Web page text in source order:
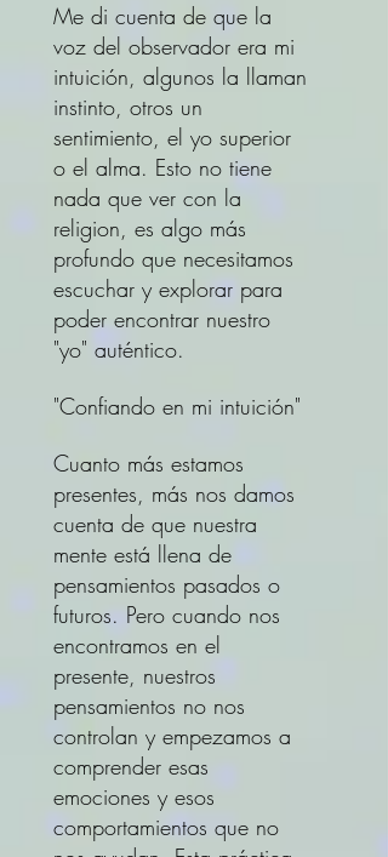
Me di cuenta de que la
voz del observador era mi
intuición, algunos la llaman
instinto, otros un
sentimiento, el yo superior
o el alma. Esto no tiene
nada que ver con la
religion, es algo más
profundo que necesitamos
escuchar y explorar para
poder encontrar nuestro
"yo" auténtico.
"Confiando en mi intuición"
Cuanto más estamos
presentes, más nos damos
cuenta de que nuestra
mente está llena de
pensamientos pasados o
futuros. Pero cuando nos
encontramos en el
presente, nuestros
pensamientos no nos
controlan y empezamos a
comprender esas
emociones y esos
comportamientos que no